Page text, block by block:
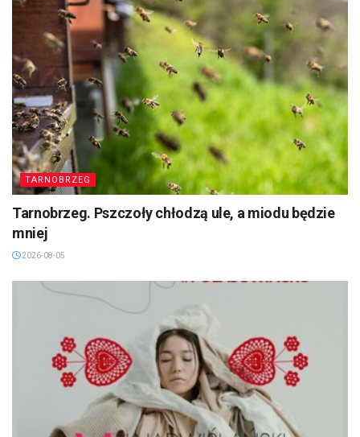
TARNOBRZEG
Tarnobrzeg. Pszczoły chłodzą ule, a miodu będzie
mniej
2026-08-05